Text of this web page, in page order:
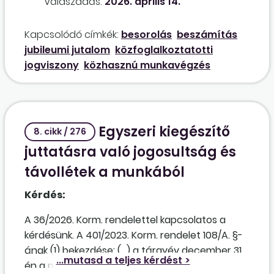
besorolásánál, valamint a jubileumi jutalomra
Kapcsolódó címkék: besorolás beszámítás
jubileumi jutalom közfoglalkoztatotti
jogviszony közhasznú munkavégzés
8. cikk / 276
Egyszeri kiegészítő
juttatásra való jogosultság és
távollétek a munkából
Kérdés:
A 36/2026. Korm. rendelettel kapcsolatos a
kérdésünk. A 401/2023. Korm. rendelet 108/A. §-
ának (1) bekezdése: (...) a tárgyév december 31-
én a pedagógus-előmenetel hatálya alá